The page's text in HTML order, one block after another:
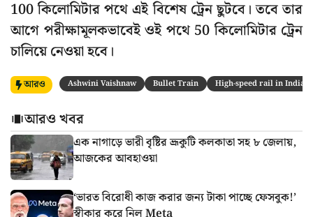
100 কিলোমিটার পথে এই বিশেষ ট্রেন ছুটবে। তবে তার
আগে পরীক্ষামূলকভাবেই ওই পথে 50 কিলোমিটার ট্রেন
চালিয়ে নেওয়া হবে।
আরও Ashwini Vaishnaw Bullet Train High-speed rail in India
আরও খবর
এক নাগাড়ে ভারী বৃষ্টির ভ্রূকুটি কলকাতা সহ ৮ জেলায়,
আজকের আবহাওয়া
‘ভারত বিরোধী কাজ করার জন্য টাকা পাচ্ছে ফেসবুক!’